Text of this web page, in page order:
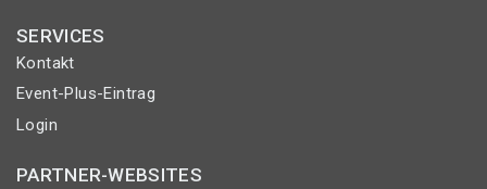
SERVICES
Kontakt
Event-Plus-Eintrag
Login
PARTNER-WEBSITES